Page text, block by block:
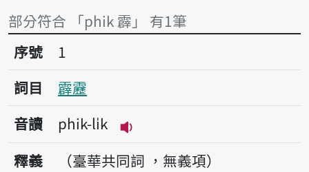
部分符合 「phik 霹」 有1筆
序號1霹靂
序號
1
詞目
霹靂
音讀
phik-li̍k
播放音讀phik-li̍k
釋義 （臺華共同詞 ，無義項）